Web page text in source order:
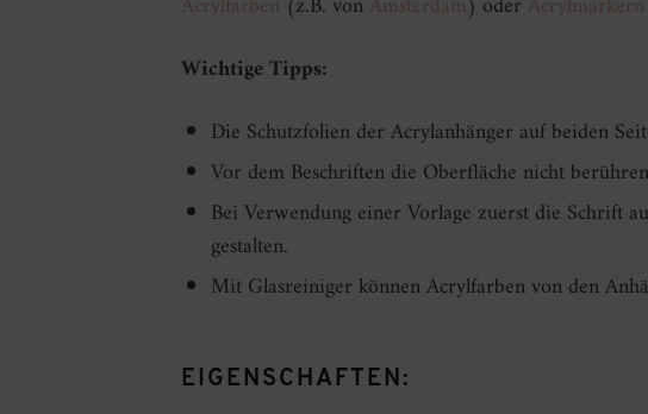
Wichtige Tipps:
Die Schutzfolien der Acrylanhänger auf beiden
Vor dem Beschriften die Oberfläche nicht
Bei Verwendung einer Vorlage zuerst die Schrift
gestalten.
Mit Glasreiniger können Acrylfarben von den
EIGENSCHAFTEN: